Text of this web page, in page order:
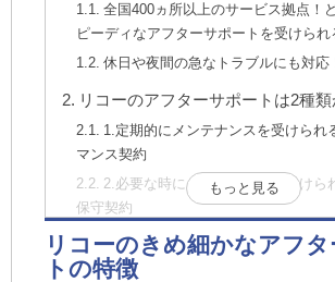
全国400ヵ所以上のサービス拠点！
ピーディなアフターサポートを受けられ
休日や夜間の急なトラブルにも対応
リコーのアフターサポートは2種
1.定期的にメンテナンスを受けられ
マンス契約
2.必要な時にメンテナンスを受けら
保守契約
リコーなら全国どこに行っても質
ーサポートを受けられる
もっと見る
リコーのきめ細かなアフタ
トの特徴